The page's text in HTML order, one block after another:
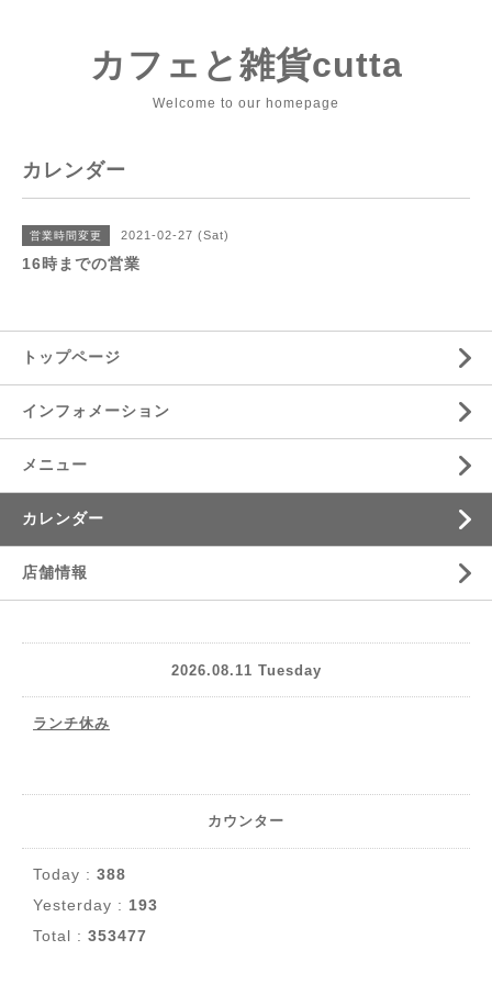
カフェと雑貨cutta
Welcome to our homepage
カレンダー
営業時間変更 2021-02-27 (Sat)
16時までの営業
トップページ
インフォメーション
メニュー
カレンダー
店舗情報
2026.08.11 Tuesday
ランチ休み
カウンター
Today : 388
Yesterday : 193
Total : 353477